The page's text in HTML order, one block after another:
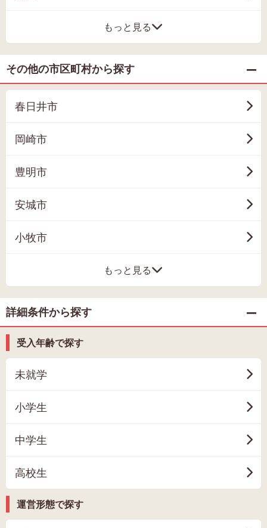
もっと見る
その他の市区町村から探す
春日井市
岡崎市
豊明市
安城市
小牧市
もっと見る
詳細条件から探す
受入年齢で探す
未就学
小学生
中学生
高校生
運営形態で探す